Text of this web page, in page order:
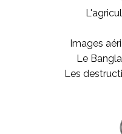
Images
Le
Les